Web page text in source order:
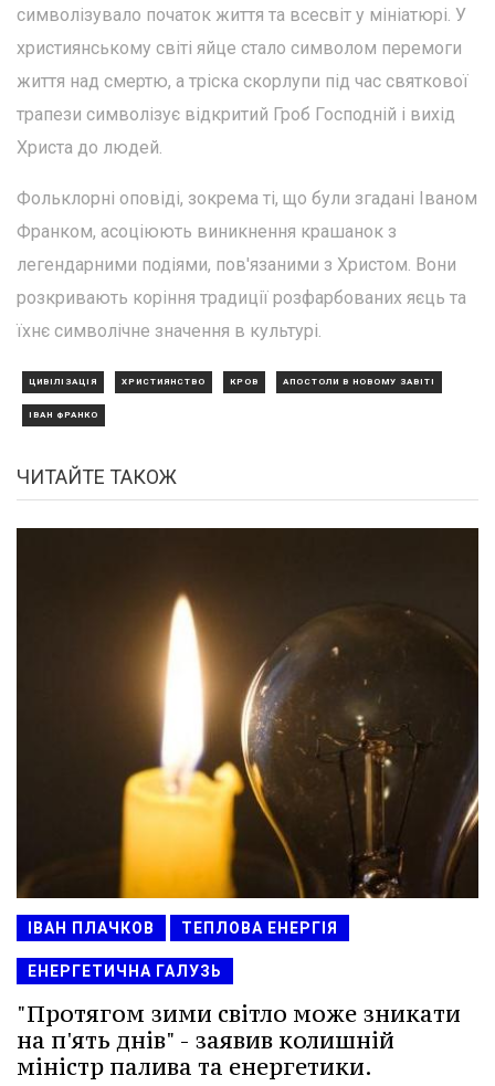
символізувало початок життя та всесвіт у мініатюрі. У
християнському світі яйце стало символом перемоги
життя над смертю, а тріска скорлупи під час святкової
трапези символізує відкритий Гроб Господній і вихід
Христа до людей.
Фольклорні оповіді, зокрема ті, що були згадані Іваном
Франком, асоціюють виникнення крашанок з
легендарними подіями, пов'язаними з Христом. Вони
розкривають коріння традиції розфарбованих яєць та
їхнє символічне значення в культурі.
ЦИВІЛІЗАЦІЯ ХРИСТИЯНСТВО КРОВ АПОСТОЛИ В НОВОМУ ЗАВІТІ
ІВАН ФРАНКО
ЧИТАЙТЕ ТАКОЖ
ІВАН ПЛАЧКОВ ТЕПЛОВА ЕНЕРГІЯ
ЕНЕРГЕТИЧНА ГАЛУЗЬ
"Протягом зими світло може зникати
на п'ять днів" - заявив колишній
міністр палива та енергетики.